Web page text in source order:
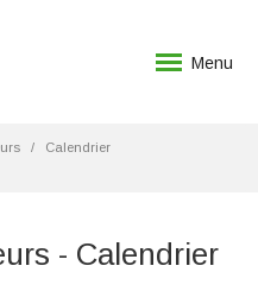
Menu
Calendrier
- Calendrier